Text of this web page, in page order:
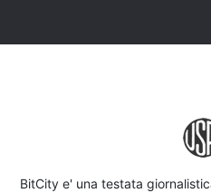
BitCity e' una testata